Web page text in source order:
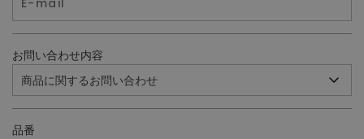
お問い合わせ内容
品番